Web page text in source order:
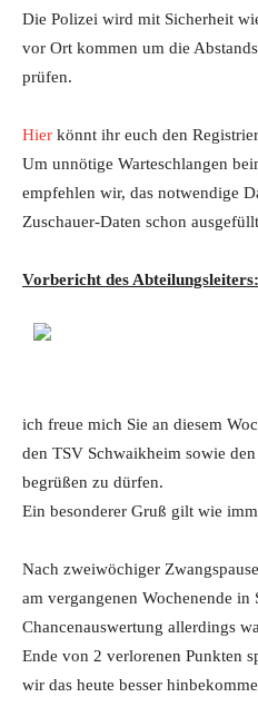
Die Polizei wird mit Sicherheit
vor Ort kommen um die
prüfen.
Hier könnt ihr euch den
Um unnötige Warteschlangen
empfehlen wir, das notwendige
Zuschauer-Daten schon
Vorbericht des Abteilungsleiters:
ich freue mich Sie an diesem
den TSV Schwaikheim sowie den
begrüßen zu dürfen.
Ein besonderer Gruß gilt wie
Nach zweiwöchiger
am vergangenen Wochenende in
Chancenauswertung allerdings
Ende von 2 verlorenen Punkten
wir das heute besser